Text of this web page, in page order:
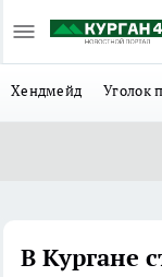
Хендмейд Уголок
В Кургане